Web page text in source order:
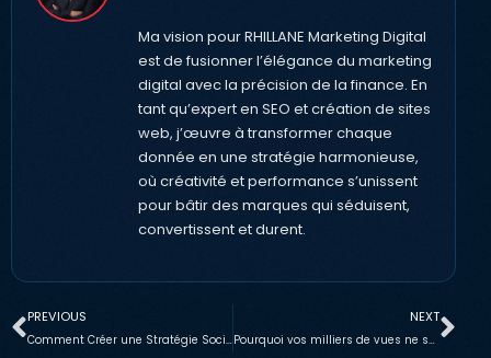
Ma vision pour RHILLANE Marketing Digital
est de fusionner l’élégance du marketing
digital avec la précision de la finance. En
tant qu’expert en SEO et création de sites
web, j’œuvre à transformer chaque
donnée en une stratégie harmonieuse,
où créativité et performance s’unissent
pour bâtir des marques qui séduisent,
convertissent et durent.
PREVIOUS
Comment Créer une Stratégie Social Media qui Génère des Résultats Concrets en 2026
NEXT
Pourquoi vos milliers de vues ne se transforment pas en clients : Le vrai débat reach vs engagement